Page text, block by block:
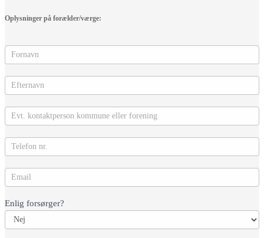
Oplysninger på forælder/værge:
Enlig forsørger?